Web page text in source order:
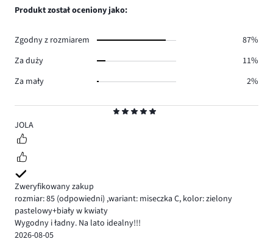
5
JOLA
Zweryfikowany zakup
rozmiar: 85 (odpowiedni) ,wariant: miseczka C, kolor: zielony
pastelowy+biały w kwiaty
Wygodny i ładny. Na lato idealny!!!
2026-08-05
Produkt został oceniony jako:
Zgodny z rozmiarem
87%
Za duży
11%
Za mały
2%